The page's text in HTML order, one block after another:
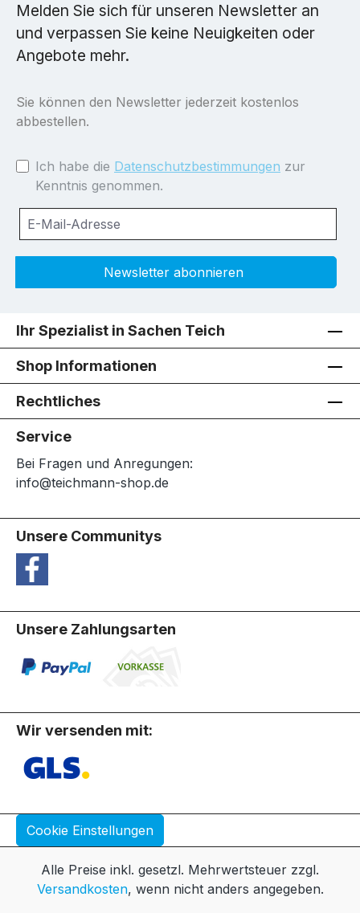
Melden Sie sich für unseren Newsletter an
und verpassen Sie keine Neuigkeiten oder
Angebote mehr.
Sie können den Newsletter jederzeit kostenlos
abbestellen.
Ich habe die Datenschutzbestimmungen zur
Kenntnis genommen.
Newsletter abonnieren
Ihr Spezialist in Sachen Teich
Shop Informationen
Rechtliches
Service
Bei Fragen und Anregungen:
info@teichmann-shop.de
Unsere Communitys
Unsere Zahlungsarten
Wir versenden mit:
Cookie Einstellungen
Alle Preise inkl. gesetzl. Mehrwertsteuer zzgl.
Versandkosten, wenn nicht anders angegeben.